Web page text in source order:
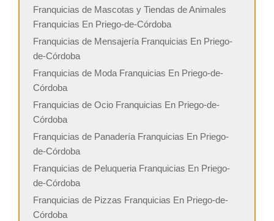
Franquicias de Mascotas y Tiendas de Animales
Franquicias En Priego-de-Córdoba
Franquicias de Mensajería Franquicias En Priego-
de-Córdoba
Franquicias de Moda Franquicias En Priego-de-
Córdoba
Franquicias de Ocio Franquicias En Priego-de-
Córdoba
Franquicias de Panadería Franquicias En Priego-
de-Córdoba
Franquicias de Peluqueria Franquicias En Priego-
de-Córdoba
Franquicias de Pizzas Franquicias En Priego-de-
Córdoba